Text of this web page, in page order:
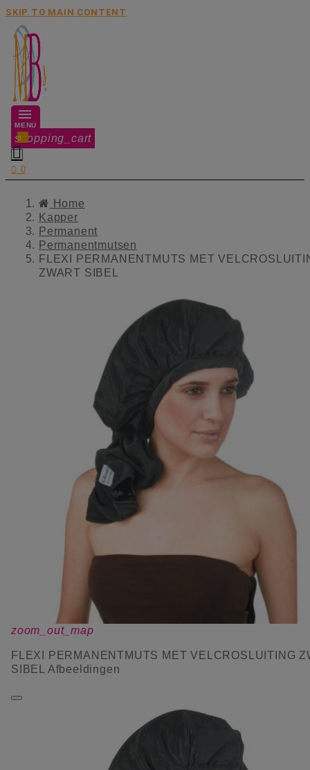
SKIP TO MAIN CONTENT
MENU
shopping_cart
0

 0
Home
Kapper
Permanent
Permanentmutsen
FLEXI PERMANENTMUTS MET
ZWART SIBEL
zoom_out_map
FLEXI PERMANENTMUTS MET VELCROSLUITING
SIBEL Afbeeldingen